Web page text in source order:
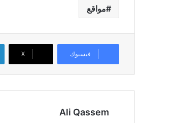
مواقع
فيسبوك ‫X
Ali Qassem